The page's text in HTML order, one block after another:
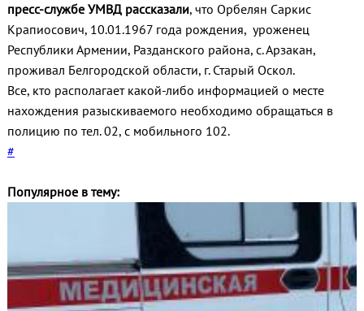
пресс-службе УМВД рассказали, что Орбелян Саркис
Крапиосович, 10.01.1967 года рождения, уроженец
Республики Армении, Разданского района, с. Арзакан,
проживал Белгородской области, г. Старый Оскол.
Все, кто располагает какой-либо информацией о месте
нахождения разыскиваемого необходимо обращаться в
полицию по тел. 02, с мобильного 102.
#
Популярное в тему: